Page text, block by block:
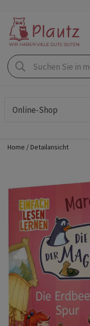
Online-Shop
Home Detailansicht